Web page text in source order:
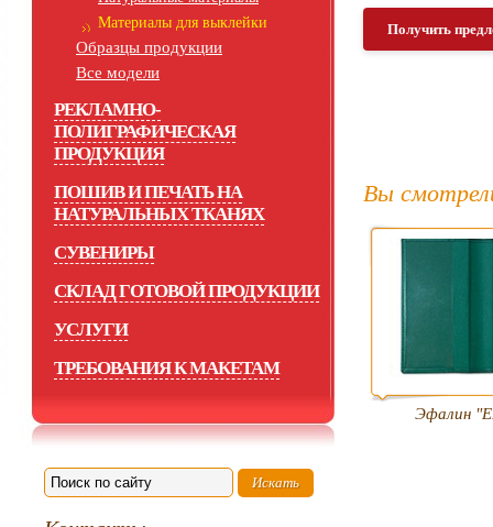
Материалы для выклейки
Образцы продукции
Все модели
РЕКЛАМНО-
ПОЛИГРАФИЧЕСКАЯ
ПРОДУКЦИЯ
ПОШИВ И ПЕЧАТЬ НА
НАТУРАЛЬНЫХ ТКАНЯХ
СУВЕНИРЫ
СКЛАД ГОТОВОЙ ПРОДУКЦИИ
УСЛУГИ
ТРЕБОВАНИЯ К МАКЕТАМ
Получить
Вы
Эфалин